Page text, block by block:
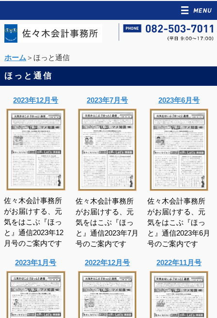
ホーム＞ほっと通信
ほっと通信
2023年12月号
佐々木会計事務所
がお届けする、元
気をはこぶ『ほっ
と』通信2023年12
月号のご案内です
2023年7月号
佐々木会計事務所
がお届けする、元
気をはこぶ『ほっ
と』通信2023年7月
号のご案内です
2023年6月号
佐々木会計事務所
がお届けする、元
気をはこぶ『ほっ
と』通信2023年6月
号のご案内です
2023年1月号 2022年12月号 2022年11月号